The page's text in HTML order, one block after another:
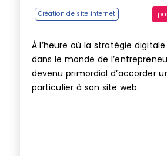
Création de site internet
À l’heure où la stratégie
dans le monde de
devenu primordial d’accorder
particulier à son site web.